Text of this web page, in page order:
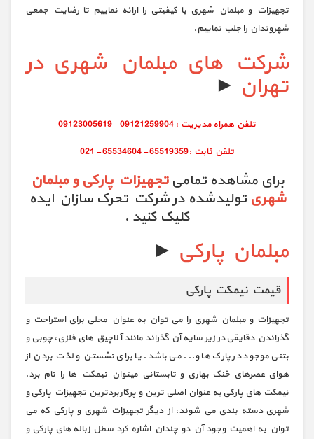
تجهیزات و مبلمان شهری با کیفیتی را ارائه نماییم تا رضایت جمعی
شهروندان را جلب نماییم.
شرکت های مبلمان شهری در
تهران ►
برای مشاهده تمامی تجهیزات پارکی و مبلمان
شهری تولیدشده در شرکت تحرک سازان ایده
کلیک کنید .
مبلمان پارکی ►
قیمت نیمکت پارکی
تجهیزات و مبلمان شهری را می توان به عنوان محلی برای استراحت و
گذراندن دقایقی در زیر سایه آن گذراند مانند آلاچیق های فلزی، چوبی و
بتنی موجود در پارک ها و... می باشد. یا برای نشستن و لذت بردن از
هوای عصرهای خنک بهاری و تابستانی میتوان نیمکت ها را نام برد.
نیمکت های پارکی به عنوان اصلی ترین و پرکاربردترین تجهیزات پارکی و
شهری دسته بندی می شوند، از دیگر تجهیزات شهری و پارکی که می
توان به اهمیت وجود آن دو چندان اشاره کرد سطل زباله های پارکی و